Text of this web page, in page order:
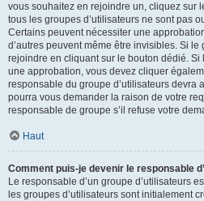
vous souhaitez en rejoindre un, cliquez sur
tous les groupes d’utilisateurs ne sont pas
Certains peuvent nécessiter une
d’autres peuvent même être invisibles. Si
rejoindre en cliquant sur le bouton dédié. Si
une approbation, vous devez cliquer
responsable du groupe d’utilisateurs devra
pourra vous demander la raison de votre
responsable de groupe s’il refuse votre
Haut
Comment puis-je devenir le responsable
Le responsable d’un groupe d’utilisateurs
les groupes d’utilisateurs sont initialement